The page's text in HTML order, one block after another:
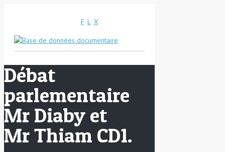
F L X
Débat
parlementaire
Mr Diaby et
Mr Thiam CD1.